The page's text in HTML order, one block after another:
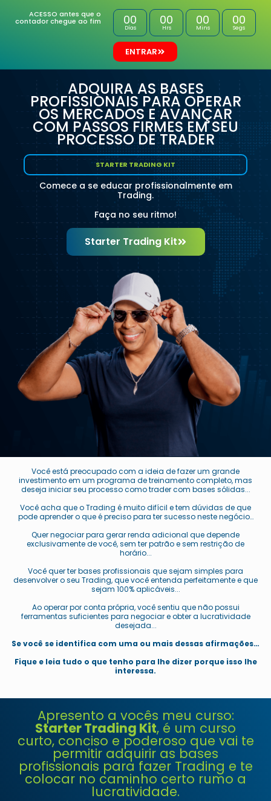
ACESSO antes que o
contador chegue ao fim 00
Días
00
Hrs
00
Mins
00
Segs
ENTRAR
ADQUIRA AS BASES
PROFISSIONAIS PARA OPERAR
OS MERCADOS E AVANÇAR
COM PASSOS FIRMES EM SEU
PROCESSO DE TRADER
STARTER TRADING KIT
Comece a se educar profissionalmente em
Trading.
Faça no seu ritmo!
Starter Trading Kit
Você está preocupado com a ideia de fazer um grande
investimento em um programa de treinamento completo, mas
deseja iniciar seu processo como trader com bases sólidas...
Você acha que o Trading é muito difícil e tem dúvidas de que
pode aprender o que é preciso para ter sucesso neste negócio…
Quer negociar para gerar renda adicional que depende
exclusivamente de você, sem ter patrão e sem restrição de
horário...
Você quer ter bases profissionais que sejam simples para
desenvolver o seu Trading, que você entenda perfeitamente e que
sejam 100% aplicáveis...
Ao operar por conta própria, você sentiu que não possui
ferramentas suficientes para negociar e obter a lucratividade
desejada...
Se você se identifica com uma ou mais dessas afirmações…
Fique e leia tudo o que tenho para lhe dizer porque isso lhe
interessa.
Apresento a vocês meu curso:
Starter Trading Kit, é um curso
curto, conciso e poderoso que vai te
permitir adquirir as bases
profissionais para fazer Trading e te
colocar no caminho certo rumo a
lucratividade.